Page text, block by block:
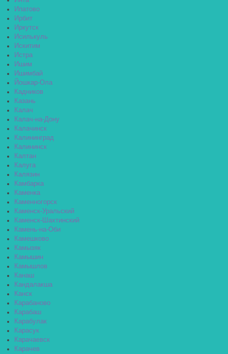
Ипатово
Ирбит
Иркутск
Исилькуль
Искитим
Истра
Ишим
Ишимбай
Йошкар-Ола
Кадников
Казань
Калач
Калач-на-Дону
Калачинск
Калининград
Калининск
Калтан
Калуга
Калязин
Камбарка
Каменка
Каменногорск
Каменск-Уральский
Каменск-Шахтинский
Камень-на-Оби
Камешково
Камызяк
Камышин
Камышлов
Канаш
Кандалакша
Канск
Карабаново
Карабаш
Карабулак
Карасук
Карачаевск
Карачев